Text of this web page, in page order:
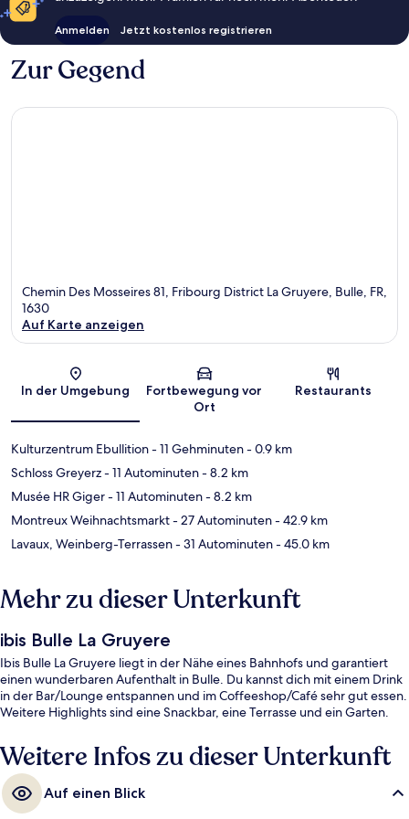
Anmelden Jetzt kostenlos registrieren
Zur Gegend
Chemin Des Mosseires 81, Fribourg District La Gruyere, Bulle, FR,
1630
Auf Karte anzeigen
In der Umgebung
Fortbewegung vor
Ort
Restaurants
Kulturzentrum Ebullition- 11 Gehminuten- 0.9 km
Schloss Greyerz- 11 Autominuten- 8.2 km
Musée HR Giger- 11 Autominuten- 8.2 km
Montreux Weihnachtsmarkt- 27 Autominuten- 42.9 km
Lavaux, Weinberg-Terrassen- 31 Autominuten- 45.0 km
Mehr zu dieser Unterkunft
ibis Bulle La Gruyere
Ibis Bulle La Gruyere liegt in der Nähe eines Bahnhofs und garantiert
einen wunderbaren Aufenthalt in Bulle. Du kannst dich mit einem Drink
in der Bar/Lounge entspannen und im Coffeeshop/Café sehr gut essen.
Weitere Highlights sind eine Snackbar, eine Terrasse und ein Garten.
Weitere Infos zu dieser Unterkunft
Auf einen Blick